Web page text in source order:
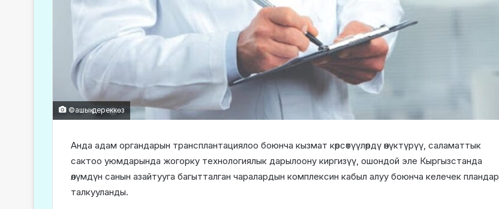
©ашық дереккөз
Анда адам органдарын трансплантациялоо боюнча кызмат көрсөтүүлөрдү өнүктүрүү, саламаттык
сактоо уюмдарында жогорку технологиялык дарылоону киргизүү, ошондой эле Кыргызстанда
өлүмдүн санын азайтууга багытталган чаралардын комплексин кабыл алуу боюнча келечек пландар
талкууланды.